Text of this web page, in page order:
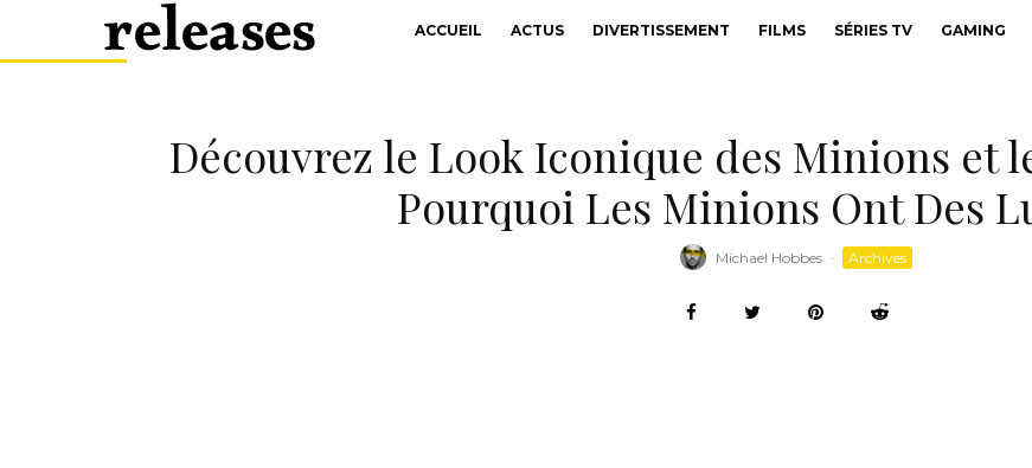
ACCUEIL ACTUS DIVERTISSEMENT FILMS SÉRIES TV GAMING
Découvrez le Look Iconique des Minions et
Pourquoi Les Minions Ont Des
Michael Hobbes · Archives